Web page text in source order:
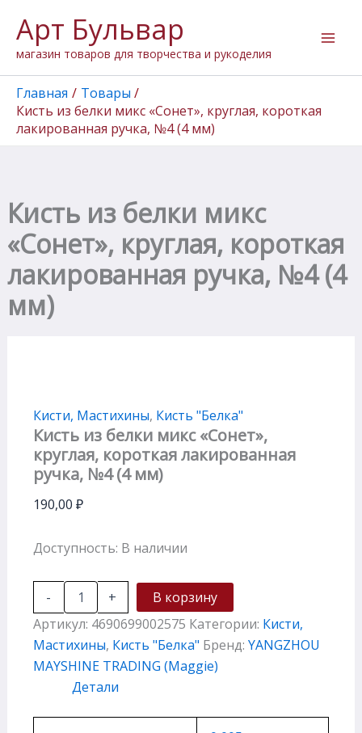
содержимому
Арт Бульвар
магазин товаров для творчества и рукоделия
Главная
Товары
Кисть из белки микс «Сонет», круглая, короткая
лакированная ручка, №4 (4 мм)
Кисть из белки микс
«Сонет», круглая, короткая
лакированная ручка, №4 (4
мм)
Кисти, Мастихины, Кисть "Белка"
Кисть из белки микс «Сонет»,
круглая, короткая лакированная
ручка, №4 (4 мм)
190,00 ₽
Доступность: В наличии
-
товара
Кисть
из
белки
микс
"Сонет",
круглая,
короткая
мм)
+
В корзину
Артикул: 4690699002575 Категории: Кисти,
Мастихины, Кисть "Белка" Бренд: YANGZHOU
MAYSHINE TRADING (Maggie)
Детали